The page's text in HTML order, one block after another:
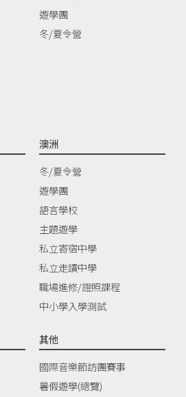
遊學團
冬/夏令營
澳洲
冬/夏令營
遊學團
語言學校
主題遊學
私立寄宿中學
私立走讀中學
職場進修/證照課程
中小學入學測試
其他
國際音樂節訪團賽事
暑假遊學(總覽)